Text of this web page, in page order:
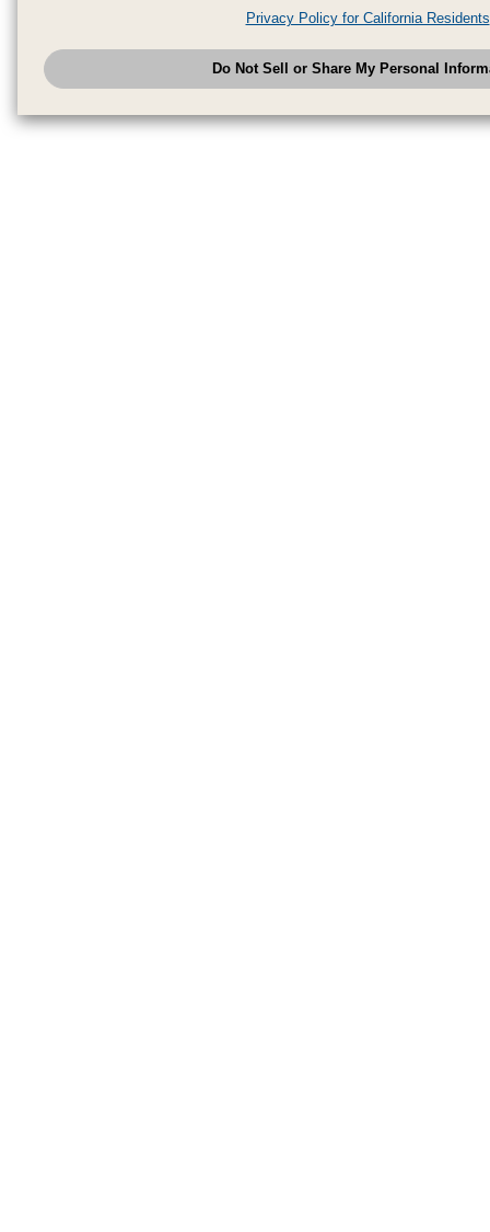
analytics service partners. These partners may combine the data shared
have provided to them or that they have collected from your use of their
analyze and optimize advertisements delivered to you by businesses
have the right to opt out of sale or share of your personal information by
to exercise your right. If we have detected an opt-out
honored.Change your sell or share preference
Privacy Policy for California Residents
Do Not Sell or Share My Personal